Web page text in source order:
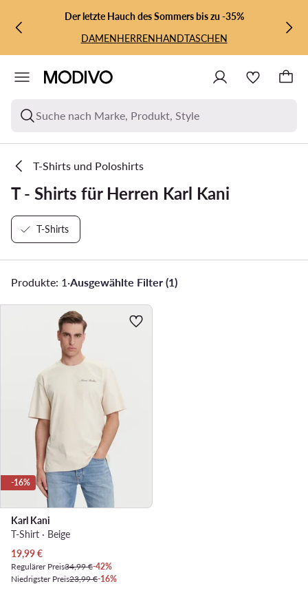
ZUM HAUPTINHALT SPRINGEN
ZUR SUCHEDer letzte Hauch des Sommers bis zu -35%
DAMENHERRENHANDTASCHEN
Suche nach Marke, Produkt, Style
T-Shirts und Poloshirts
T - Shirts für Herren Karl Kani
T-Shirts
Produkte: 1 ·Ausgewählte Filter (1)
-16%
Karl Kani
T-Shirt · Beige
Aktueller Preis
19,99€
Regulärer Preis34,99 €-42%
Niedrigster Preis23,99 €-16%